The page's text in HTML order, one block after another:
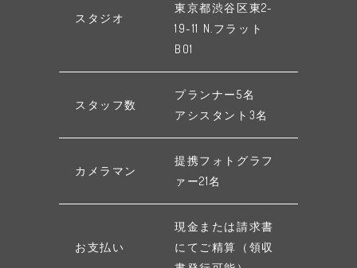
スタジオ
東京都渋谷区東2-
19-11 N.フラット
B01
スタッフ数
プランナー5名
アシスタント3名
カメラマン
提携フォトグラフ
ァー21名
お支払い
現金または請求書
にてご精算（領収